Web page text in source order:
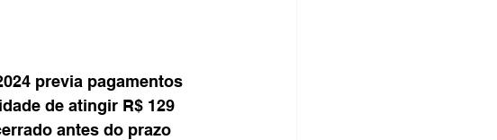
previa pagamentos
de atingir R$ 129
antes do prazo